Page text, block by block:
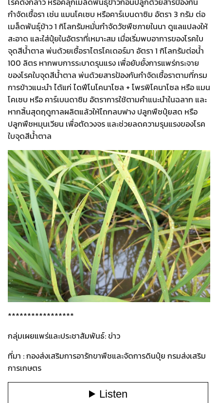
กำจัดเชื้อรา เช่น แมนโคเซบ หรือคาร์เบนดาซิม อัตรา 3 กรัม ต่อ
เมล็ดพันธุ์ข้าว 1 กิโลกรัมหมั่นกำจัดวัชพืชภายในนา ดูแลแปลงให้
สะอาด และใส่ปุ๋ยในอัตราที่เหมาะสม เมื่อเริ่มพบอาการของโรคใบ
จุดสีน้ำตาล พ่นด้วยเชื้อราไตรโคเดอร์มา อัตรา 1 กิโลกรัมต่อน้ำ
100 ลิตร หากพบการระบาดรุนแรง เพื่อยับยั้งการแพร่กระจาย
ของโรคใบจุดสีน้ำตาล พ่นด้วยสารป้องกันกำจัดเชื้อราตามที่กรม
การข้าวแนะนำ ได้แก่ ไดฟีโนโคนาโซล + โพรพิโคนาโซล หรือ แมน
โคเซบ หรือ คาร์เบนดาซิม อัตราการใช้ตามคำแนะนำในฉลาก และ
หากสิ้นสุดฤดูกาลผลิตแล้วให้ไถกลบฟาง ปลูกพืชปุ๋ยสด หรือ
ปลูกพืชหมุนเวียน เพื่อตัดวงจร และช่วยลดความรุนแรงของโรค
ใบจุดสีน้ำตาล
*****************
กลุ่มเผยแพร่และประชาสัมพันธ์: ข่าว
ที่มา : กองส่งเสริมการอารักขาพืชและจัดการดินปุ๋ย กรมส่งเสริม
การเกษตร